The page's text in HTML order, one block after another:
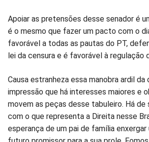
Apoiar as pretensões desse senador é
é o mesmo que fazer um pacto com o
favorável a todas as pautas do PT,
lei da censura e é favorável à regulação
Causa estranheza essa manobra ardil da
impressão que há interesses maiores e
movem as peças desse tabuleiro. Há
com o que representa a Direita nesse
esperança de um pai de família enxergar